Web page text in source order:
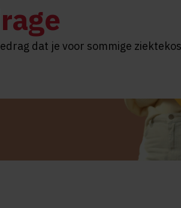
dat je voor sommige